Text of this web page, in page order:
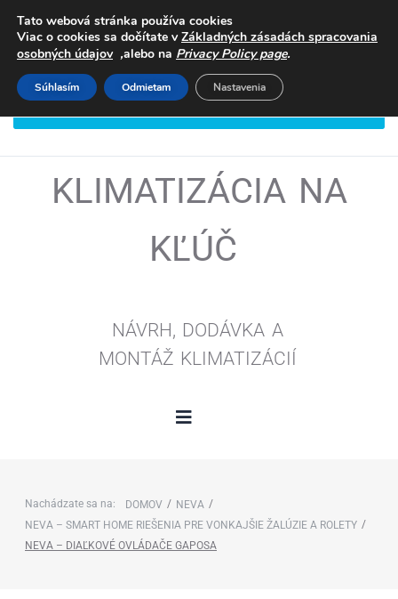
KLIMATIZÁCIA NA
KĽÚČ
NÁVRH, DODÁVKA A
MONTÁŽ KLIMATIZÁCIÍ
Nachádzate sa na: DOMOV / NEVA /
NEVA – SMART HOME RIEŠENIA PRE VONKAJŠIE ŽALÚZIE A ROLETY /
NEVA – DIAĽKOVÉ OVLÁDAČE GAPOSA
Tato webová stránka používa cookies
Viac o cookies sa dočítate vZákladných zásadách spracovania
osobných údajov,alebo na Privacy Policy page.
Súhlasím Odmietam Nastavenia